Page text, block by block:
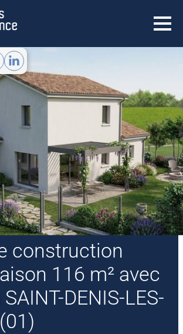
EXTENSION
QUI SOMMES-NOUS ?
NOS MÉCÉNATS
NOS PARTENAIRES
BLOG/ACTUALITÉS
ESPACE CLIENT
SUIVIS PROJET
CONTACTEZ NOUS
construction
116 m² avec
DENIS-LES-